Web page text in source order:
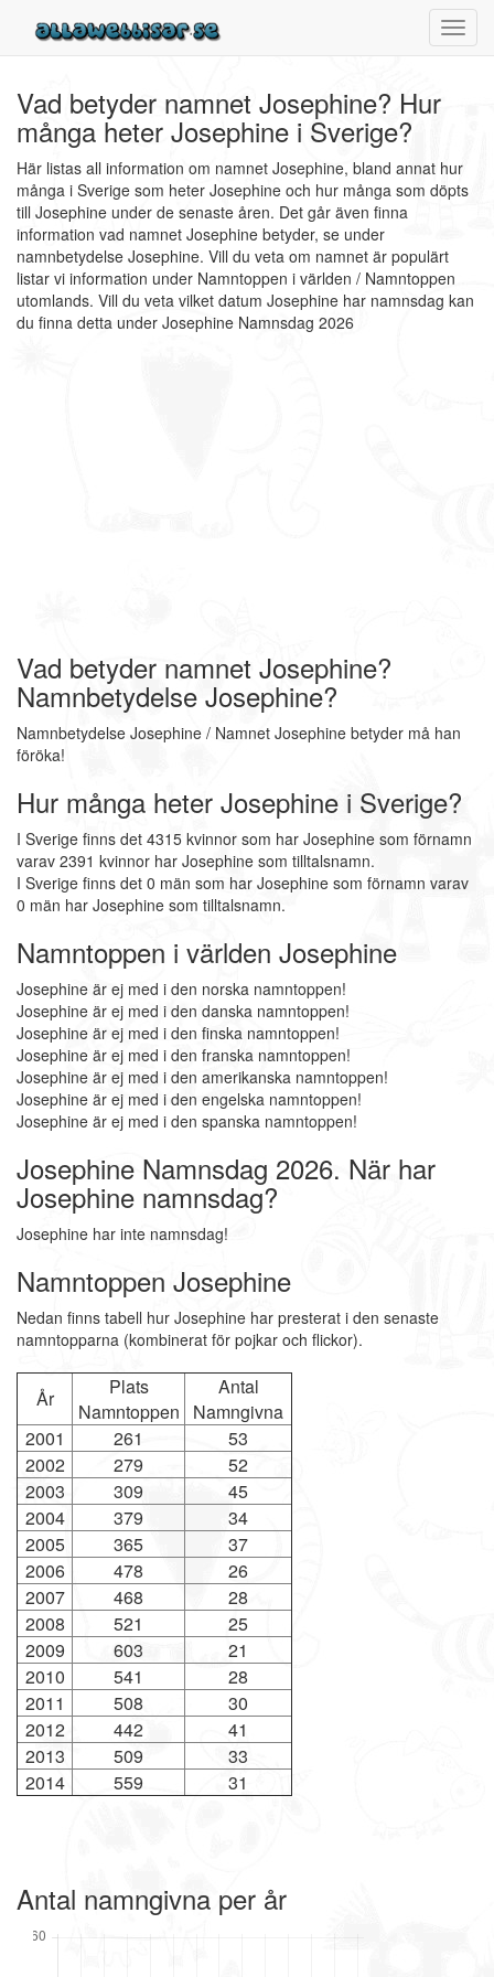
Vad betyder namnet Josephine? Hur
många heter Josephine i Sverige?
Här listas all information om namnet Josephine, bland annat hur
många i Sverige som heter Josephine och hur många som döpts
till Josephine under de senaste åren. Det går även finna
information vad namnet Josephine betyder, se under
namnbetydelse Josephine. Vill du veta om namnet är populärt
listar vi information under Namntoppen i världen / Namntoppen
utomlands. Vill du veta vilket datum Josephine har namnsdag kan
du finna detta under Josephine Namnsdag 2026
Vad betyder namnet Josephine?
Namnbetydelse Josephine?
Namnbetydelse Josephine / Namnet Josephine betyder må han
föröka!
Hur många heter Josephine i Sverige?
I Sverige finns det 4315 kvinnor som har Josephine som förnamn
varav 2391 kvinnor har Josephine som tilltalsnamn.
I Sverige finns det 0 män som har Josephine som förnamn varav
0 män har Josephine som tilltalsnamn.
Namntoppen i världen Josephine
Josephine är ej med i den norska namntoppen!
Josephine är ej med i den danska namntoppen!
Josephine är ej med i den finska namntoppen!
Josephine är ej med i den franska namntoppen!
Josephine är ej med i den amerikanska namntoppen!
Josephine är ej med i den engelska namntoppen!
Josephine är ej med i den spanska namntoppen!
Josephine Namnsdag 2026. När har
Josephine namnsdag?
Josephine har inte namnsdag!
Namntoppen Josephine
Nedan finns tabell hur Josephine har presterat i den senaste
namntopparna (kombinerat för pojkar och flickor).
År
Plats
Namntoppen
Antal
Namngivna
2001
261
53
2002
279
52
2003
309
45
2004
379
34
2005
365
37
2006
478
26
2007
468
28
2008
521
25
2009
603
21
2010
541
28
2011
508
30
2012
442
41
2013
509
33
2014
559 31
Antal namngivna per år